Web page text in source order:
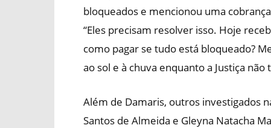
bloqueados e mencionou uma
“Eles precisam resolver isso. Hoje
como pagar se tudo está bloqueado?
ao sol e à chuva enquanto a Justiça
Além de Damaris, outros investigados
Santos de Almeida e Gleyna Natacha